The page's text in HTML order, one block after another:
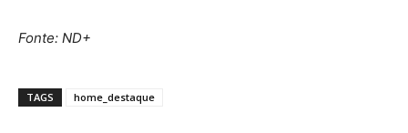
Fonte: ND+
TAGS home_destaque